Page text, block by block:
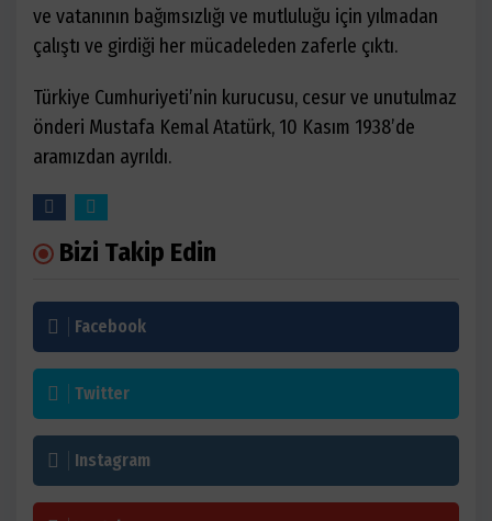
ve vatanının bağımsızlığı ve mutluluğu için yılmadan
çalıştı ve girdiği her mücadeleden zaferle çıktı.
Türkiye Cumhuriyeti’nin kurucusu, cesur ve unutulmaz
önderi Mustafa Kemal Atatürk, 10 Kasım 1938’de
aramızdan ayrıldı.
Bizi Takip Edin
Facebook
Twitter
Instagram